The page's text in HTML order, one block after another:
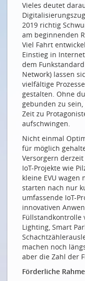
VORWORT DER
Eine Frage der
INTERVIEW MIT
Je komplexer,
Une complexité
NETZWERKE
Jedem sein
SENSOREN UND
Sensoren für eine
Fog und Edge
Alle Dinge wollen
Die Ampeln stehen
WO IOT IN DER
Das Internet der
Eine gewisse
SICHERHEIT
Vieles deutet
2019 richtig
am beginnenden
Viel Fahrt
Einstieg in
dem Funkstandard
Network) lassen
vielfältige
gestalten. Ohne
gebunden zu
Zeit zu
aufschwingen.
Nicht einmal
für möglich
Versorgern
IoT-Projekte wie
kleine EVU
starten nach nur
umfassende IoT-
innovativen
Füllstandkontrolle
Lighting, Smart
machen noch
aber die Zahl der
Förderliche